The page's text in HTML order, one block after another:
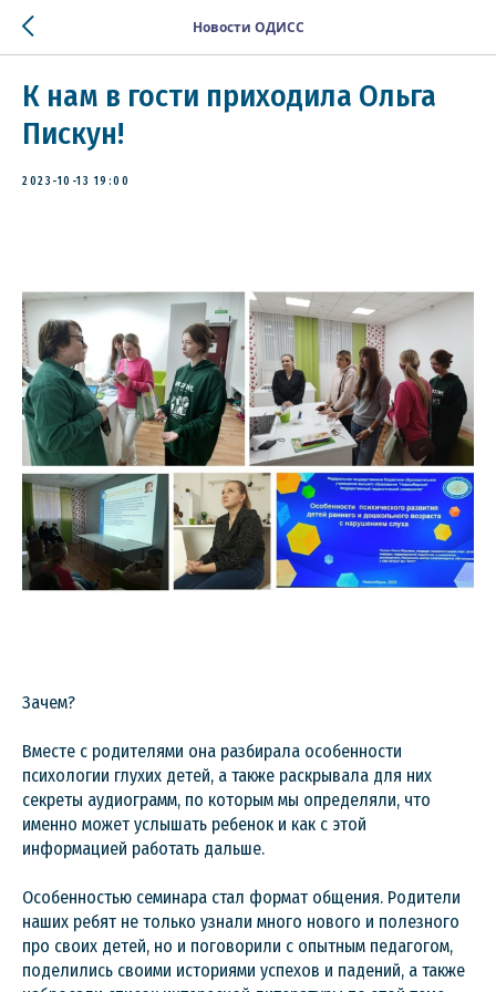
Новости ОДИСС
К нам в гости приходила Ольга
Пискун!
2023-10-13 19:00
Зачем?
Вместе с родителями она разбирала особенности
психологии глухих детей, а также раскрывала для них
секреты аудиограмм, по которым мы определяли, что
именно может услышать ребенок и как с этой
информацией работать дальше.
Особенностью семинара стал формат общения. Родители
наших ребят не только узнали много нового и полезного
про своих детей, но и поговорили с опытным педагогом,
поделились своими историями успехов и падений, а также